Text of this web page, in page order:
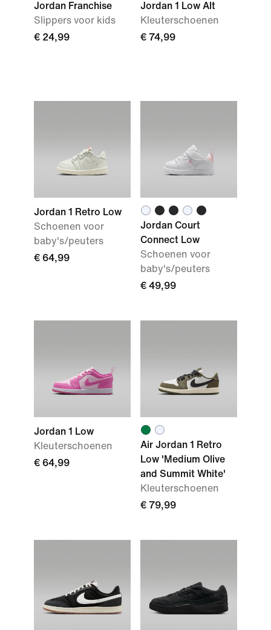
Jordan Franchise
Slippers voor kids
€ 24,99
Jordan 1 Low Alt
Kleuterschoenen
€ 74,99
Jordan 1 Retro Low
Schoenen voor
baby's/peuters
€ 64,99
Jordan Court
Connect Low
Schoenen voor
baby's/peuters
€ 49,99
Jordan 1 Low
Kleuterschoenen
€ 64,99
Air Jordan 1 Retro
Low 'Medium Olive
and Summit White'
Kleuterschoenen
€ 79,99